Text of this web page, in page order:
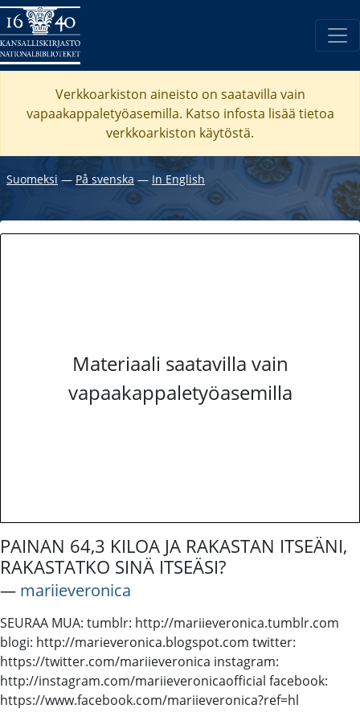
Verkkoarkiston aineisto on saatavilla vain
vapaakappaletyöasemilla. Katso infosta lisää tietoa
verkkoarkiston käytöstä.
Suomeksi ― På svenska ― In English
Materiaali saatavilla vain
vapaakappaletyöasemilla
PAINAN 64,3 KILOA JA RAKASTAN ITSEÄNI,
RAKASTATKO SINÄ ITSEÄSI?
― mariieveronica
SEURAA MUA: tumblr: http://mariieveronica.tumblr.com
blogi: http://marieveronica.blogspot.com twitter:
https://twitter.com/mariieveronica instagram:
http://instagram.com/mariieveronicaofficial facebook:
https://www.facebook.com/mariieveronica?ref=hl